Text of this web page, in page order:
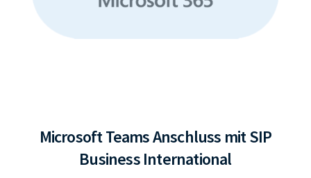
Microsoft Teams Anschluss mit SIP
Business International